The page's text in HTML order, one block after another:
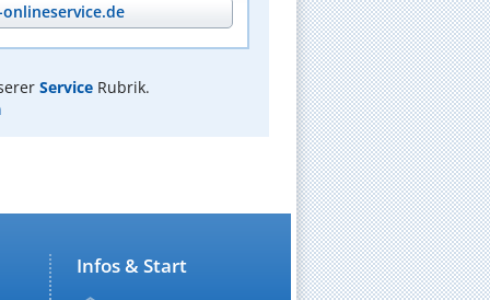
ServiceRubrik.
Infos & Start